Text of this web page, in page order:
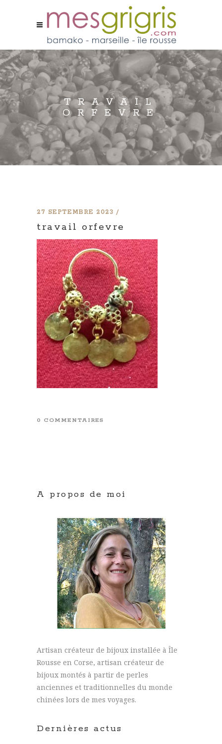
TRAVAIL
ORFEVRE
27 SEPTEMBRE 2023
travail orfevre
0 COMMENTAIRES
A propos de moi
Artisan créateur de bijoux installée à Île
Rousse en Corse, artisan créateur de
bijoux montés à partir de perles
anciennes et traditionnelles du monde
chinées lors de mes voyages.
Dernières actus